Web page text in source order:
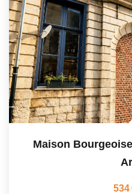
Maison
534